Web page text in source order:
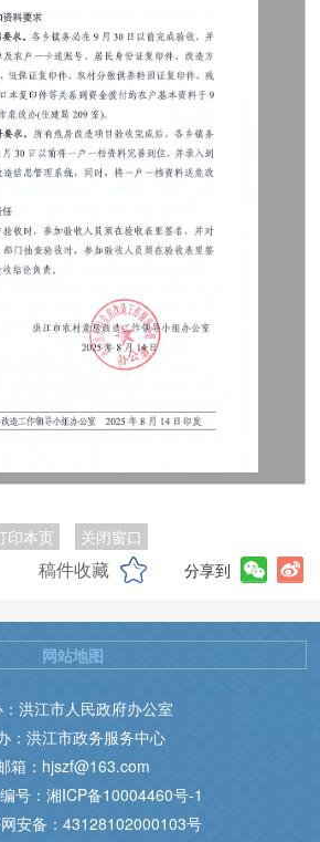
印本页 关闭窗口
稿件收藏 分享到
：洪江市人民政府办公室
：洪江市政务服务中心
箱：hjszf@163.com
号：湘ICP备10004460号-1
安备：43128102000103号
网站地图